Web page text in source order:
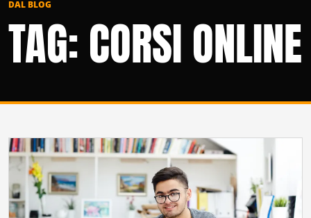
DAL BLOG
TAG: CORSI ONLINE